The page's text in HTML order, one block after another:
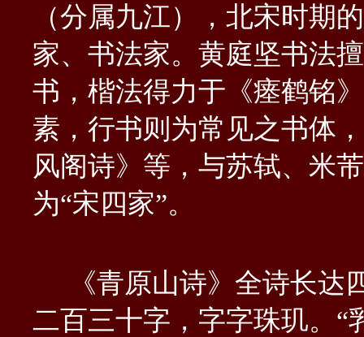
（分属九江），北宋时期
家、书法家。黄庭坚书法
书，楷法得力于《瘗鹤铭
素，行书则为常见之书体
风阁诗》等，与苏轼、米
为“宋四家”。
《青原山诗》全诗长达
二百三十字，字字珠玑。“